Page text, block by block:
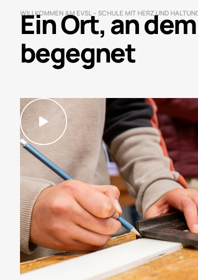
WILLKOMMEN AM EVSL – SCHULE MIT HERZ UND
Ein Ort, an
begegnet